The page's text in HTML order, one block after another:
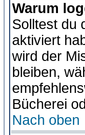
Warum
Solltest du
aktiviert
wird der
bleiben,
Bücherei
Nach oben